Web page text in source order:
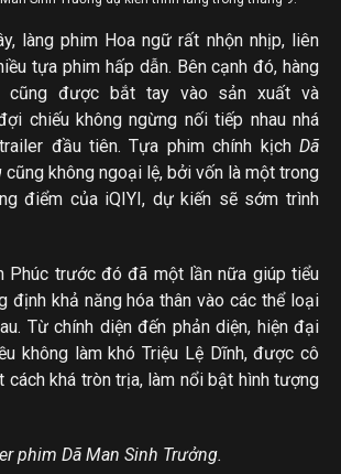
làng phim Hoa ngữ rất nhộn nhịp, liên
tựa phim hấp dẫn. Bên cạnh đó, hàng
được bắt tay vào sản xuất và
chiếu không ngừng nối tiếp nhau nhá
đầu tiên. Tựa phim chính kịch Dã
cũng không ngoại lệ, bởi vốn là một trong
điểm của iQIYI, dự kiến sẽ sớm trình
Phúc trước đó đã một lần nữa giúp tiểu
định khả năng hóa thân vào các thể loại
Từ chính diện đến phản diện, hiện đại
không làm khó Triệu Lệ Dĩnh, được cô
cách khá tròn trịa, làm nổi bật hình tượng
phim Dã Man Sinh Trưởng.